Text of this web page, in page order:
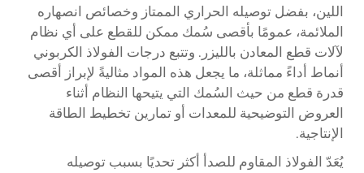
اللين، بفضل توصيله الحراري الممتاز وخصائص انصهاره
الملائمة، عمومًا بأقصى سُمك ممكن للقطع على أي نظام
لآلات قطع المعادن بالليزر. وتتبع درجات الفولاذ الكربوني
أنماط أداءً مماثلة، ما يجعل هذه المواد مثاليةً لإبراز أقصى
قدرة قطع من حيث السُمك التي يتيحها النظام أثناء
العروض التوضيحية للمعدات أو تمارين تخطيط الطاقة
الإنتاجية.
يُعَدّ الفولاذ المقاوم للصدأ أكثر تحديًا بسبب توصيله